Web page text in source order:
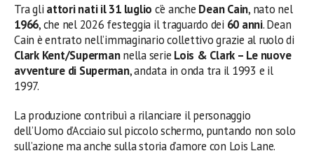
Tra gli attori nati il 31 luglio c’è anche Dean Cain, nato nel
1966, che nel 2026 festeggia il traguardo dei 60 anni. Dean
Cain è entrato nell’immaginario collettivo grazie al ruolo di
Clark Kent/Supermannella serie Lois & Clark – Le nuove
avventure di Superman, andata in onda tra il 1993 e il
1997.
La produzione contribuì a rilanciare il personaggio
dell’Uomo d’Acciaio sul piccolo schermo, puntando non solo
sull’azione ma anche sulla storia d’amore con Lois Lane.